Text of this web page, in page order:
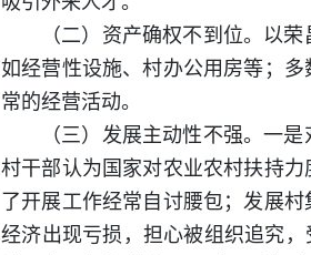
（二）资产确权不到位。以
如经营性设施、村办公用房等；
常的经营活动。
（三）发展主动性不强。一
村干部认为国家对农业农村扶持
了开展工作经常自讨腰包；发展
经济出现亏损，担心被组织追究